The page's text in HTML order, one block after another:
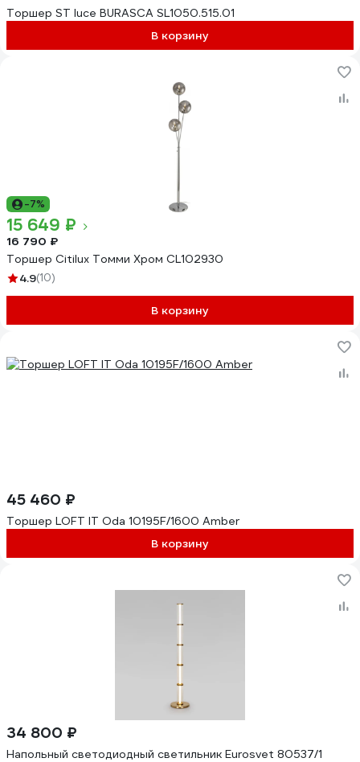
Торшер ST luce BURASCA SL1050.515.01
В корзину
-7%
15 649 ₽
16 790 ₽
Торшер Citilux Томми Хром CL102930
4.9(10)
В корзину
45 460 ₽
Торшер LOFT IT Oda 10195F/1600 Amber
В корзину
34 800 ₽
Напольный светодиодный светильник Eurosvet 80537/1